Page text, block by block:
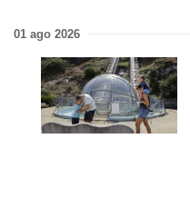
01 ago 2026